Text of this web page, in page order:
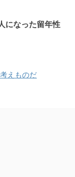
になった留年性
えものだ